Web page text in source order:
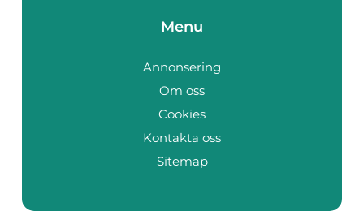
Menu
Annonsering
Om oss
Cookies
Kontakta oss
Sitemap